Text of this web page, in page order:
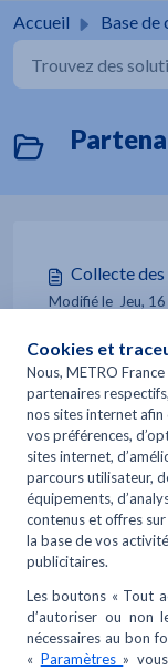
Accueil Base de
Collecte des
Modifié le Jeu, 16
Solution de
Modifié le Jeu, 16
Solution de
Modifié le Jeu,
Solution de
Modifié le Jeu, 16